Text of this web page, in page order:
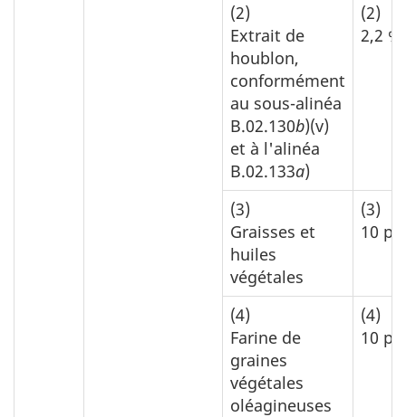
(2)
Extrait de
houblon,
conformément
au sous-alinéa
B.02.130b)(v)
et à l'alinéa
B.02.133a)
(2)
2,2 %
(3)
Graisses et
huiles
végétales
(3)
10
(4)
Farine de
graines
végétales
oléagineuses
(4)
10